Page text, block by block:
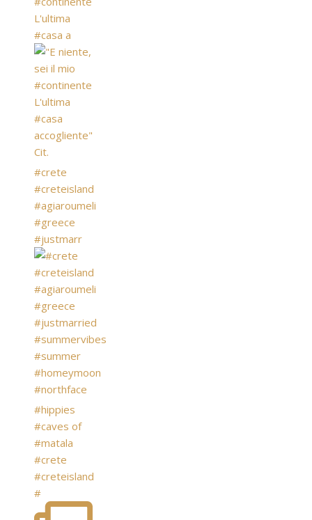
L'ultima
#casa a
#crete
#creteisland
#agiaroumeli
#greece
#justmarr
#hippies
#caves of
#matala
#crete
#creteisland
#